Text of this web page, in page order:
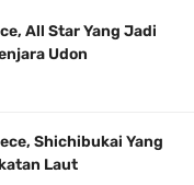
All Star Yang Jadi
Udon
Shichibukai Yang
Laut